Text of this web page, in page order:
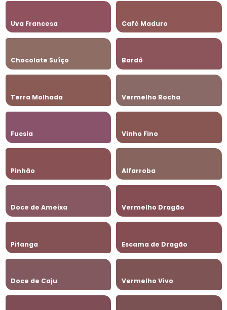
Uva Francesa Café Maduro
Chocolate Suíço Bordô
Terra Molhada Vermelho Rocha
Fucsia Vinho Fino
Pinhão Alfarroba
Doce de Ameixa Vermelho Dragão
Pitanga Escama de Dragão
Doce de Caju Vermelho Vivo